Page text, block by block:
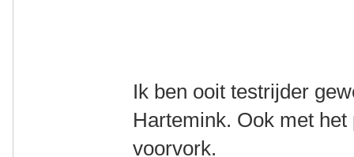
Ik ben ooit testrijder
Hartemink. Ook met
voorvork.